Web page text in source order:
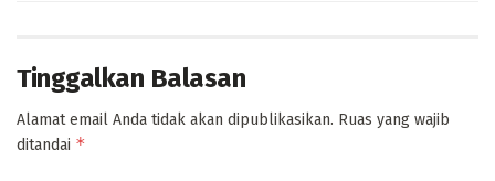
Tinggalkan Balasan
Alamat email Anda tidak akan dipublikasikan. Ruas yang wajib
ditandai *